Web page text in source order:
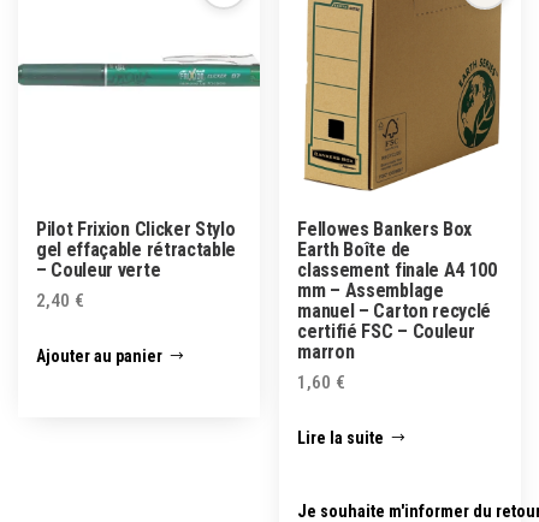
Pilot Frixion Clicker Stylo
gel effaçable rétractable
– Couleur verte
2,40 €
Ajouter au panier
Fellowes Bankers Box
Earth Boîte de
classement finale A4 100
mm – Assemblage
manuel – Carton recyclé
certifié FSC – Couleur
marron
1,60 €
Lire la suite
Je souhaite m'informer du